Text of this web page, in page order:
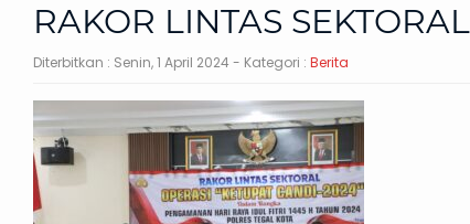
RAKOR LINTAS
Diterbitkan : Senin, 1 April 2024 - Kategori : Berita